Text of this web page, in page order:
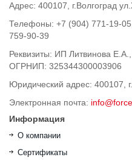
Адрес: 400107, г.Волгоград
Телефоны: +7 (904) 771-19-
759-90-39
Реквизиты: ИП Литвинова
ОГРНИП: 325344300003906
Юридический адрес: 400107,
Электронная почта:
Информация
О компании
Сертификаты